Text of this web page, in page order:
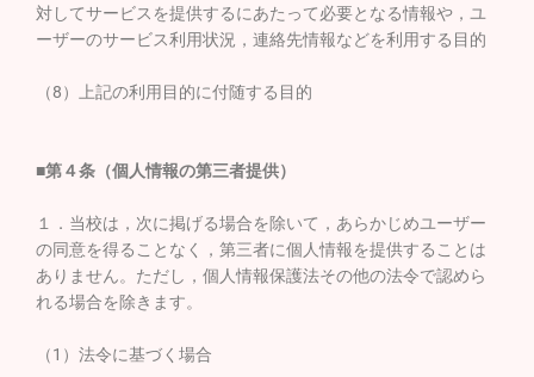
対してサービスを提供するにあたって必要となる情報や，ユ
ーザーのサービス利用状況，連絡先情報などを利用する目的
（8）上記の利用目的に付随する目的
■第４条（個人情報の第三者提供）
１．当校は，次に掲げる場合を除いて，あらかじめユーザー
の同意を得ることなく，第三者に個人情報を提供することは
ありません。ただし，個人情報保護法その他の法令で認めら
れる場合を除きます。
（1）法令に基づく場合